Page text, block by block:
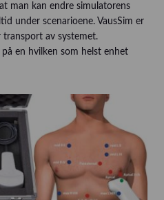
man kan endre simulatorens
under scenarioene. VausSim er
transport av systemet.
en hvilken som helst enhet